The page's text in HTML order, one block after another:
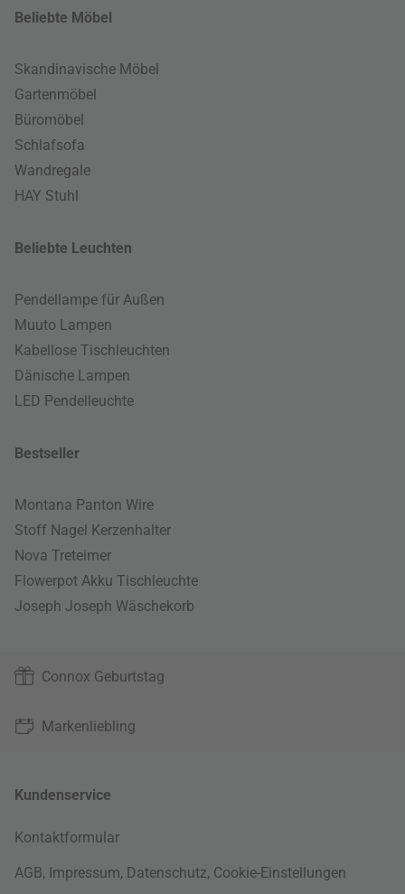
Beliebte Möbel
Skandinavische Möbel
Gartenmöbel
Büromöbel
Schlafsofa
Wandregale
HAY Stuhl
Beliebte Leuchten
Pendellampe für Außen
Muuto Lampen
Kabellose Tischleuchten
Dänische Lampen
LED Pendelleuchte
Bestseller
Montana Panton Wire
Stoff Nagel Kerzenhalter
Nova Treteimer
Flowerpot Akku Tischleuchte
Joseph Joseph Wäschekorb
Connox Geburtstag
Markenliebling
Kundenservice
Kontaktformular
AGB, Impressum, Datenschutz, Cookie-Einstellungen